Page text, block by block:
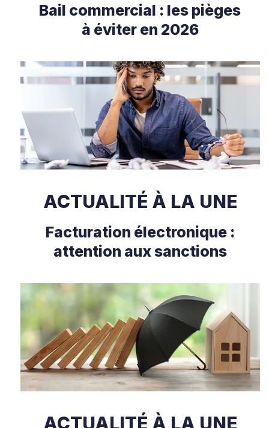
Bail commercial : les pièges
à éviter en 2026
ACTUALITÉ À LA UNE
Facturation électronique :
attention aux sanctions
ACTUALITÉ À LA UNE